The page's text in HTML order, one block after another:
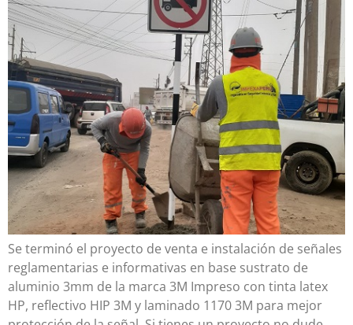
Se terminó el proyecto de venta e instalación de señales
reglamentarias e informativas en base sustrato de
aluminio 3mm de la marca 3M Impreso con tinta latex
HP, reflectivo HIP 3M y laminado 1170 3M para mejor